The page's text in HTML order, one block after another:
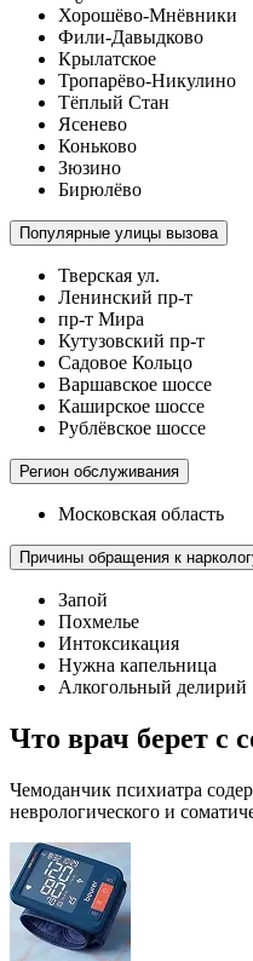
Хорошёво-Мнёвники
Фили-Давыдково
Крылатское
Тропарёво-Никулино
Тёплый Стан
Ясенево
Коньково
Зюзино
Бирюлёво
Популярные улицы вызова
Тверская ул.
Ленинский пр-т
пр-т Мира
Кутузовский пр-т
Садовое Кольцо
Варшавское шоссе
Каширское шоссе
Рублёвское шоссе
Регион обслуживания
Московская область
Причины обращения к
Запой
Похмелье
Интоксикация
Нужна капельница
Алкогольный делирий
Что врач берет с
Чемоданчик психиатра
неврологического и